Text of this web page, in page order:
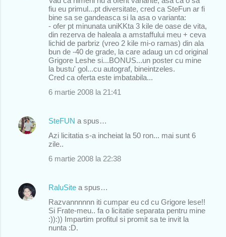
fiu eu primul...pt diversitate, cred ca SteFun ar fi
bine sa se gandeasca si la asa o varianta:
- ofer pt minunata uniKKta 3 kile de oase de vita,
din rezerva de haleala a amstaffului meu + ceva
lichid de parbriz (vreo 2 kile mi-o ramas) din ala
bun de -40 de grade, la care adaug un cd original
Grigore Leshe si...BONUS...un poster cu mine
la bustu' gol...cu autograf, bineintzeles.
Cred ca oferta este imbatabila...
6 martie 2008 la 21:41
SteFUN a spus…
Azi licitatia s-a incheiat la 50 ron... mai sunt 6
zile..
6 martie 2008 la 22:38
RaluSite a spus…
Razvannnnnn iti cumpar eu cd cu Grigore lese!!
Si Frate-meu.. fa o licitatie separata pentru mine
:)):)) Impartim profitul si promit sa te invit la
nunta :D.